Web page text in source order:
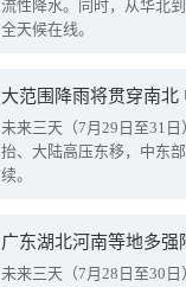
流性降水。同时，从华北
全天候在线。
大范围降雨将贯穿南
未来三天（7月29日至31
抬、大陆高压东移，中东
续。
广东湖北河南等地多
未来三天（7月28日至30